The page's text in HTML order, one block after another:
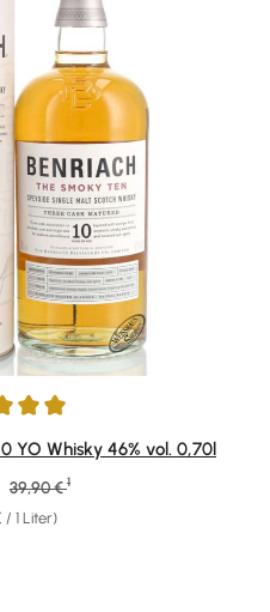
5 von 5 Sternen
YO Whisky 46% vol. 0,70l
/ 1 Liter)
Verkaufspreis:
Regulärer Preis:
39,90 € 1